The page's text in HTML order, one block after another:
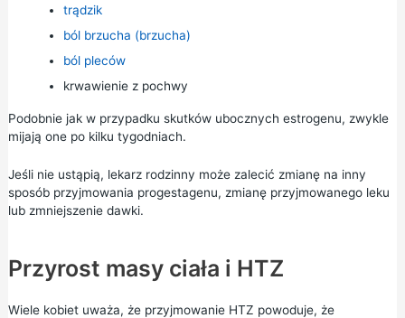
trądzik
ból brzucha (brzucha)
ból pleców
krwawienie z pochwy
Podobnie jak w przypadku skutków ubocznych estrogenu, zwykle
mijają one po kilku tygodniach.
Jeśli nie ustąpią, lekarz rodzinny może zalecić zmianę na inny
sposób przyjmowania progestagenu, zmianę przyjmowanego leku
lub zmniejszenie dawki.
Przyrost masy ciała i HTZ
Wiele kobiet uważa, że przyjmowanie HTZ powoduje, że